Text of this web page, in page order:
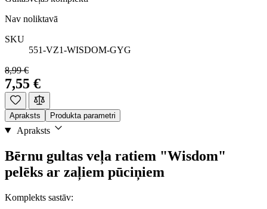
Nav noliktavā
SKU
551-VZ1-WISDOM-GYG
8,99 €
7,55 €
Apraksts Produkta parametri
Apraksts
Bērnu gultas veļa ratiem "Wisdom"
pelēks ar zaļiem pūciņiem
Komplekts sastāv: